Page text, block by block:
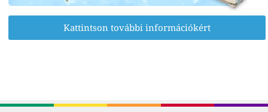
Kattintson további információkért